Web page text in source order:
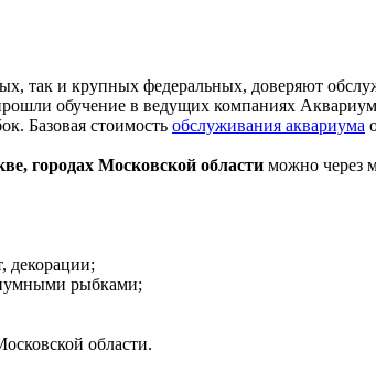
так и крупных федеральных, доверяют
обучение в ведущих компаниях
Базовая стоимость обслуживания аквариума
городах Московской области можно через
декорации;
рыбками;
области.